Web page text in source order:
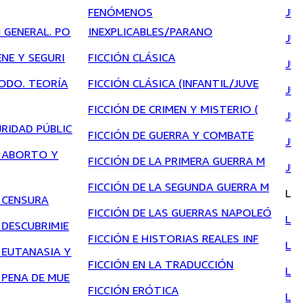
PO
Y SEGURI
TEORÍA
PÚBLIC
ABORTO Y
Y
DE MUE
FENÓMENOS
INEXPLICABLES/PARANO
FICCIÓN CLÁSICA
FICCIÓN CLÁSICA (INFANTIL/JUVE
FICCIÓN DE CRIMEN Y MISTERIO (
FICCIÓN DE GUERRA Y COMBATE
FICCIÓN DE LA PRIMERA GUERRA M
FICCIÓN DE LA SEGUNDA GUERRA M
FICCIÓN DE LAS GUERRAS NAPOLEÓ
FICCIÓN E HISTORIAS REALES INF
FICCIÓN EN LA TRADUCCIÓN
FICCIÓN ERÓTICA
L